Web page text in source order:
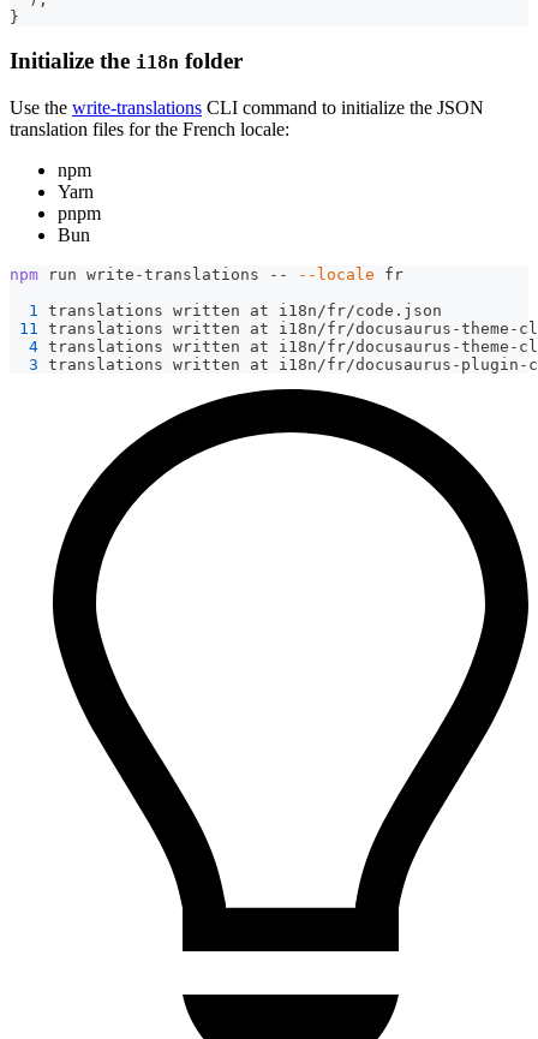
}
Initialize the i18n folder
Use the write-translations CLI command to initialize the JSON
translation files for the French locale:
npm
Yarn
pnpm
Bun
npm run write-translations -- --locale fr
1 translations written at i18n/fr/code.json
11 translations written at i18n/fr/docusaurus-theme-
4 translations written at i18n/fr/docusaurus-theme-
3 translations written at i18n/fr/docusaurus-plugin-